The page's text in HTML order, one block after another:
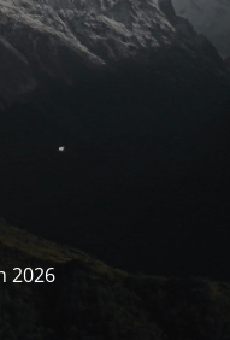
2026